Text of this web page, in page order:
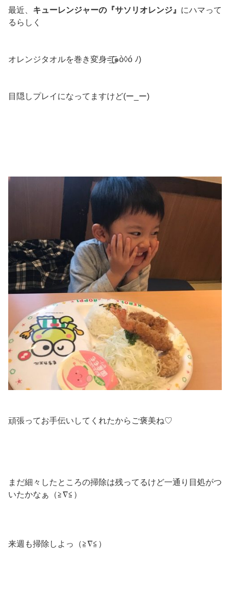
最近、 キューレンジャーの『サソリオレンジ』 にハマって
るらしく
オレンジタオルを巻き変身=͟͟͞͞(๑ò◊ó ﾉ)
目隠しプレイになってますけど(ー_ー)
頑張ってお手伝いしてくれたからご褒美ね♡
まだ細々したところの掃除は残ってるけど一通り目処がつ
いたかなぁ（≧∇≦）
来週も掃除しよっ（≧∇≦）